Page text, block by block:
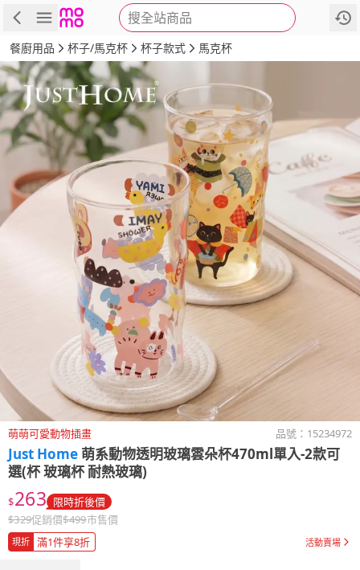
搜全站商品
商品 評價 詳情
餐廚用品 杯子/馬克杯 杯子款式 馬克杯
萌萌可愛動物插畫 品號： 15234972
Just Home 萌系動物透明玻璃雲朵杯470ml單入-2款可
選(杯 玻璃杯 耐熱玻璃)
$263 限時折後價
$329促銷價$499市售價
現折 滿1件享8折 活動賣場